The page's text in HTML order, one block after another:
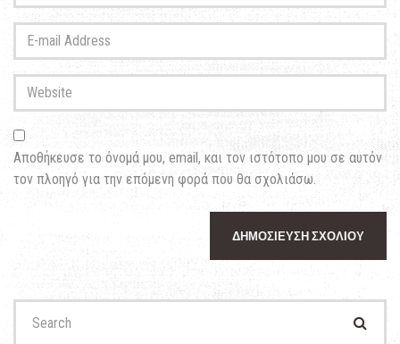
Last
name*
mail
Address*
Website
Αποθήκευσε το όνομά μου, email, και τον ιστότοπο μου σε αυτόν
τον πλοηγό για την επόμενη φορά που θα σχολιάσω.